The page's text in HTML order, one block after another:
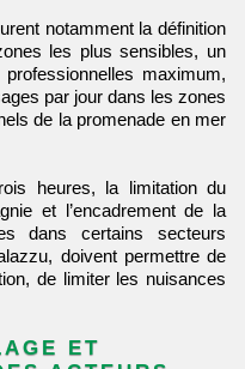
notamment la définition
les plus sensibles, un
maximum,
par jour dans les zones
de la promenade en mer
heures, la limitation du
et l’encadrement de la
dans certains secteurs
doivent permettre de
de limiter les nuisances
ET